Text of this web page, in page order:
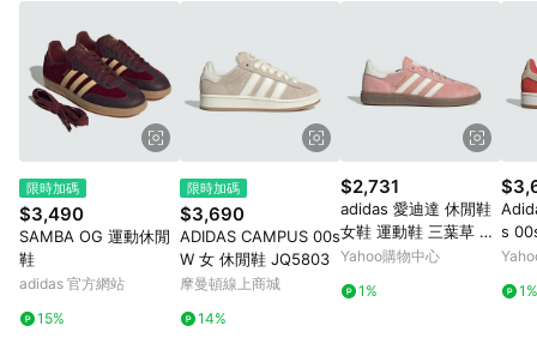
[2026/6/2起適用] 《5》回饋點數的計算將會排除【訂單活動折
扣 (含折價券折扣)】、【P幣扣抵】、【現金積點扣抵】及【訂單
運費】等金額。 《6》符合LINE POINTS回饋資格之訂單將於商
家訂單頁面標示「LINE回饋」，若無此標示則 不符合回饋LINE
POINTS點數資格亦不得使用點數紅包 。 《7》LINE購物設有
「單一商品最高回饋點數」機制 (特殊活動時開放「回饋無上
限」)，以同一訂單中同一商品不論件數計算，並依訂單成立時間
當下LINE購物所設定的回饋機制為準。 《8》LINE購物為購物資
訊整合性平台，商品資料更新會有時間差，如顯示之商品規格、
顏色、價位、贈品與PChome 24h購物銷售網頁不符，以銷售網
頁標示為準！
限時加碼
$3,490
SAMBA OG 運動休閒
鞋
adidas 官方網站
15%
限時加碼
$3,690
ADIDAS CAMPUS 00s
W 女 休閒鞋 JQ5803
摩曼頓線上商城
14%
$2,731
adidas 愛迪達 休閒鞋
女鞋 運動鞋 三葉草 H
ANDBALL SPEZIAL 粉
Yahoo購物中心
1%
s
運動
1%